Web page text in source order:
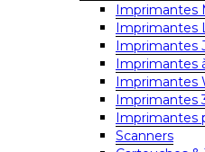
Imprimantes
Imprimantes
Imprimantes
Imprimantes
Imprimantes
Imprimantes
Imprimantes
Scanners